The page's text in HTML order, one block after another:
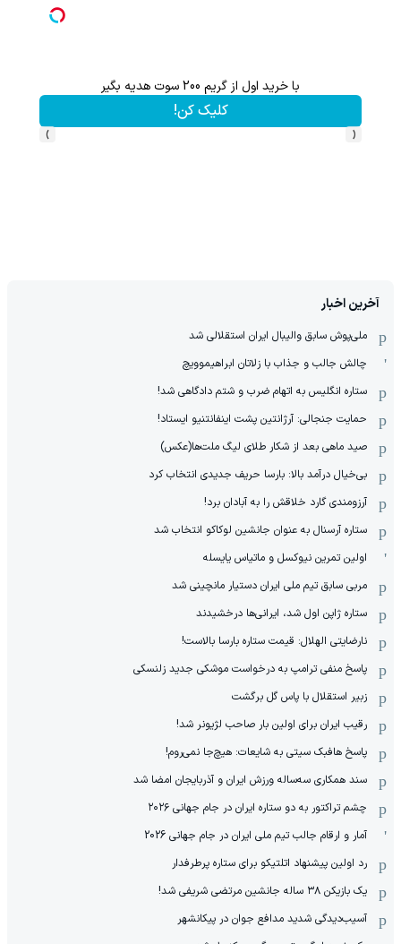
با خرید اول از گریم 200 سوت هدیه بگیر
کلیک کن!
‹
›
آخرین اخبار
ملی‌پوش سابق والیبال ایران استقلالی شد
چالش جالب و جذاب با زلاتان ابراهیموویچ
ستاره انگلیس به اتهام ضرب و شتم دادگاهی شد!
حمایت جنجالی: آرژانتین پشت اینفانتنیو ایستاد!
صید ماهی بعد از شکار طلای لیگ ملت‌ها(عکس)
بی‌خیال درآمد بالا: بارسا حریف جدیدی انتخاب کرد
آرزومندی گارد خلاقش را به آبادان برد!
ستاره آرسنال به عنوان جانشین لوکاکو انتخاب شد
اولین تمرین نیوکسل و ماتیاس یایسله
مربی سابق تیم ملی ایران دستیار مانچینی شد
ستاره ژاپن اول شد، ایرانی‌ها درخشیدند
نارضایتی الهلال: قیمت ستاره بارسا بالاست!
پاسخ منفی ترامپ به درخواست موشکی جدید زلنسکی
زبیر استقلال با پاس گل برگشت
رقیب ایران برای اولین بار صاحب لژیونر شد!
پاسخ هافبک سیتی به شایعات: هیچ‌جا نمی‌روم!
سند همکاری سه‌ساله‌ ‌ورزش ایران و آذربایجان امضا شد
چشم تراکتور به دو ستاره ایران در جام جهانی ۲۰۲۶
آمار و ارقام جالب تیم ملی ایران در جام جهانی 2026
رد اولین پیشنهاد اتلتیکو برای ستاره پرطرفدار
یک بازیکن ۳۸ ساله جانشین مرتضی شریفی شد!
آسیب‌دیدگی شدید مدافع جوان در پیکانشهر